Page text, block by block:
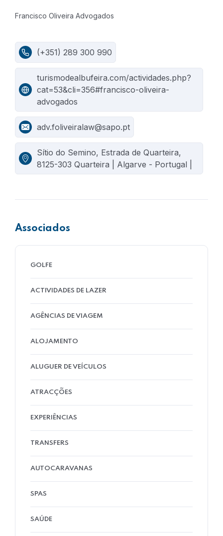
Francisco Oliveira Advogados
(+351) 289 300 990
turismodealbufeira.com/actividades.php?
cat=53&cli=356#francisco-oliveira-
advogados
adv.foliveiralaw@sapo.pt
Sítio do Semino, Estrada de Quarteira,
8125-303 Quarteira | Algarve - Portugal |
Associados
GOLFE
ACTIVIDADES DE LAZER
AGÊNCIAS DE VIAGEM
ALOJAMENTO
ALUGUER DE VEÍCULOS
ATRACÇÕES
EXPERIÊNCIAS
TRANSFERS
AUTOCARAVANAS
SPAS
SAÚDE